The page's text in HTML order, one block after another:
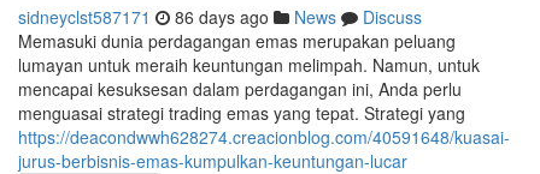
sidneyclst587171 86 days ago News
Discuss
Memasuki dunia perdagangan emas merupakan peluang
lumayan untuk meraih keuntungan melimpah. Namun, untuk
mencapai kesuksesan dalam perdagangan ini, Anda perlu
menguasai strategi trading emas yang tepat. Strategi yang
https://deacondwwh628274.creacionblog.com/40591648/kuasai-
jurus-berbisnis-emas-kumpulkan-keuntungan-lucar